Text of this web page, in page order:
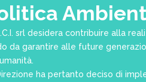
srl desidera contribuire alla
da garantire alle future
ha pertanto deciso di